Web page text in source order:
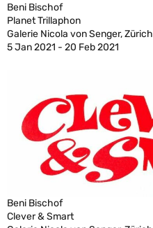
Beni Bischof
Planet Trillaphon
Galerie Nicola von Senger, Zürich
5 Jan 2021 - 20 Feb 2021
Beni Bischof
Clever & Smart